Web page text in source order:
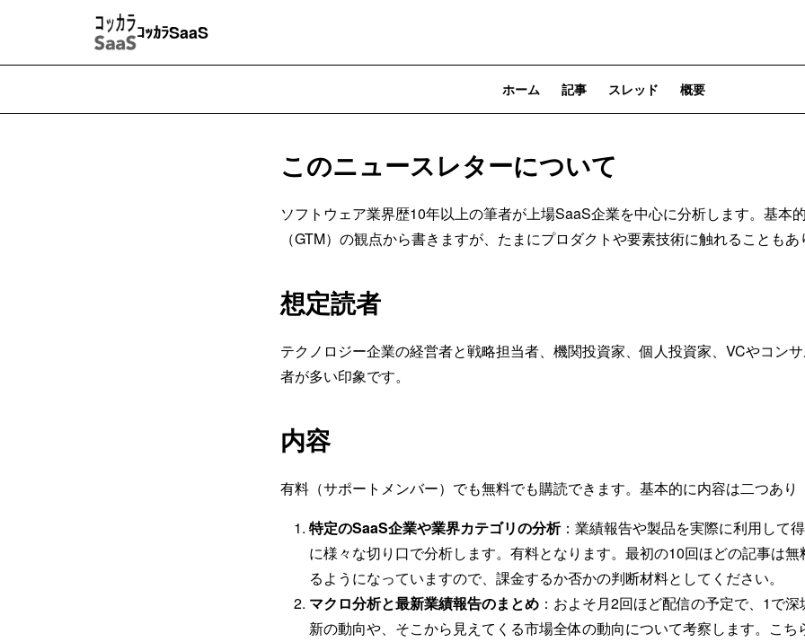
ｺｯｶﾗSaaS
ホーム 記事 スレッド 概要
このニュースレターについて
ソフトウェア業界歴10年以上の筆者が上場SaaS企業を中心に分析します。基本
（GTM）の観点から書きますが、たまにプロダクトや要素技術に触れることもあ
想定読者
テクノロジー企業の経営者と戦略担当者、機関投資家、個人投資家、VCやコン
者が多い印象です。
内容
有料（サポートメンバー）でも無料でも購読できます。基本的に内容は二つあり
特定のSaaS企業や業界カテゴリの分析：業績報告や製品を実際に利用して
に様々な切り口で分析します。有料となります。最初の10回ほどの記事は
るようになっていますので、課金するか否かの判断材料としてください。
マクロ分析と最新業績報告のまとめ ：およそ月2回ほど配信の予定で、1で
新の動向や、そこから見えてくる市場全体の動向について考察します。こち